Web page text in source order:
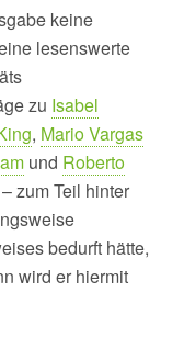
keine
lesenswerte
zu Isabel
, Mario Vargas
und Roberto
zum Teil hinter
bedurft hätte,
wird er hiermit